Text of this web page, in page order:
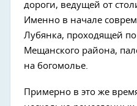
дороги, ведущей от
Именно в начале
Лубянка, проходящей
Мещанского района,
на богомолье.
Примерно в это же